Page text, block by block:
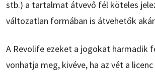
stb.) a tartalmat átvevő fél köteles
változatlan formában is átvehetők
A Revolife ezeket a jogokat harmadik
vonhatja meg, kivéve, ha az vét a